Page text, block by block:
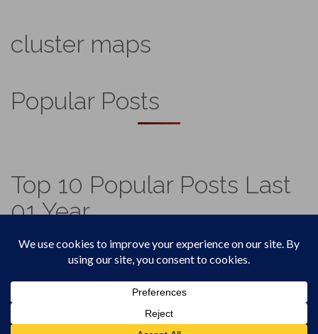
cluster maps
Popular Posts
Top 10 Popular Posts Last
01 Year
Footer
Menu
Top Home
Vadicjagat.Theme by
4,570,743